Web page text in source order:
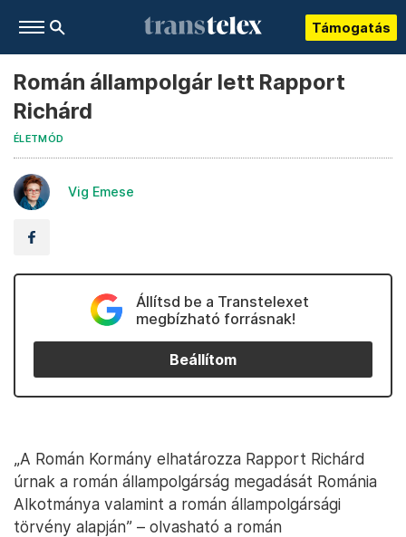
Támogatás
Román állampolgár lett Rapport
Richárd
ÉLETMÓD
Vig Emese
Állítsd be a Transtelexet
megbízható forrásnak!
Beállítom
„A Román Kormány elhatározza Rapport Richárd
úrnak a román állampolgárság megadását Románia
Alkotmánya valamint a román állampolgársági
törvény alapján” – olvasható a román